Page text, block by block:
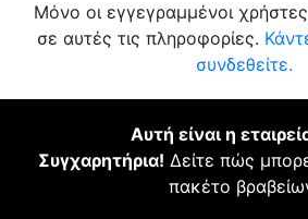
Μόνο οι εγγεγραμμένοι
σε αυτές τις πληροφορίες.
συνδεθείτε.
Αυτή είναι η
Συγχαρητήρια! Δείτε πώς
πακέτο